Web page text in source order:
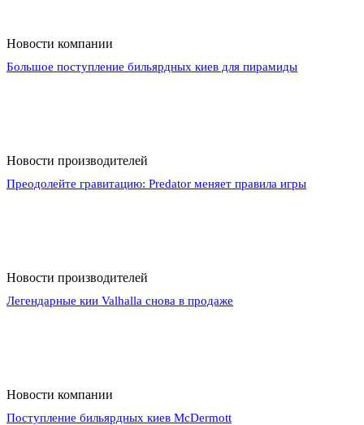
Новости компании
Большое поступление бильярдных киев для пирамиды
Новости производителей
Преодолейте гравитацию: Predator меняет правила игры
Новости производителей
Легендарные кии Valhalla снова в продаже
Новости компании
Поступление бильярдных киев McDermott